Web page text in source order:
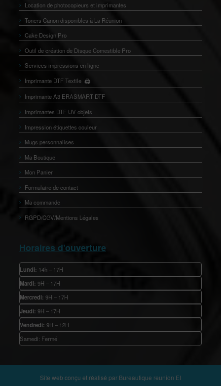
Location de photocopieurs et imprimantes
Toners Canon disponibles à La Réunion
Cake Design Pro
Outil de création de Disque Comestible Pro
Services impressions en ligne
Imprimante DTF Textile 🖨️
👕
Imprimante A3 ERASMART DTF
Imprimantes DTF UV objets
Impression étiquettes couleur
Mugs personnalises
Ma Boutique
Mon Panier
Formulaire de contact
Ma commande
RGPD/CGV/Mentions Légales
Horaires d’ouverture
Lundi: 14h – 17H
Mardi: 9H – 17H
Mercredi: 9H – 17H
Jeudi: 9H – 17H
Vendredi: 9H – 12H
Samedi: Fermé
Site web conçu et réalisé par Bureautique reunion EI